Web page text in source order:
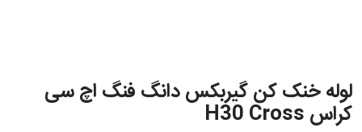
لوله خنک کن گیربکس دانگ فنگ اچ سی
کراس H30 Cross